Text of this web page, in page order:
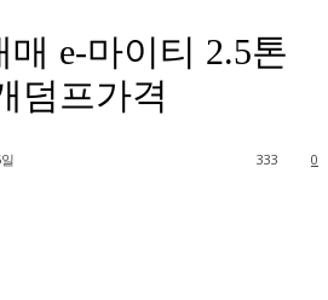
e-마이티 2.5톤
덤프가격
0
333